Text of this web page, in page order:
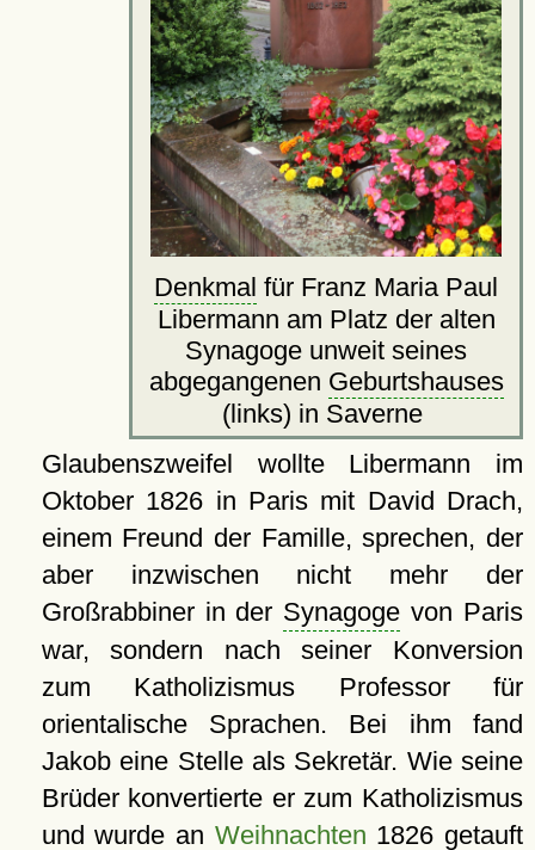
Denkmal für Franz Maria Paul
Libermann am Platz der alten
Synagoge unweit seines
abgegangenen Geburtshauses
(links) in Saverne
Glaubenszweifel wollte Libermann im
Oktober 1826 in Paris mit David Drach,
einem Freund der Famille, sprechen, der
aber inzwischen nicht mehr der
Großrabbiner in der Synagoge von Paris
war, sondern nach seiner Konversion
zum Katholizismus Professor für
orientalische Sprachen. Bei ihm fand
Jakob eine Stelle als Sekretär. Wie seine
Brüder konvertierte er zum Katholizismus
und wurde an Weihnachten 1826 getauft